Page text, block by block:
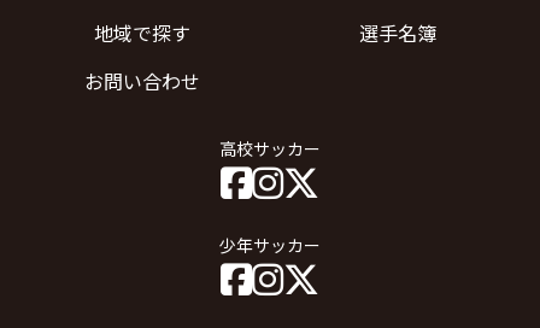
地域で探す
選手名簿
お問い合わせ
高校サッカー
少年サッカー